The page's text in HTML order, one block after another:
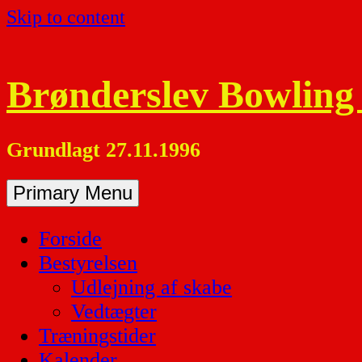
Skip to content
Brønderslev
Grundlagt 27.11.1996
Primary Menu
Forside
Bestyrelsen
Udlejning af skabe
Vedtægter
Træningstider